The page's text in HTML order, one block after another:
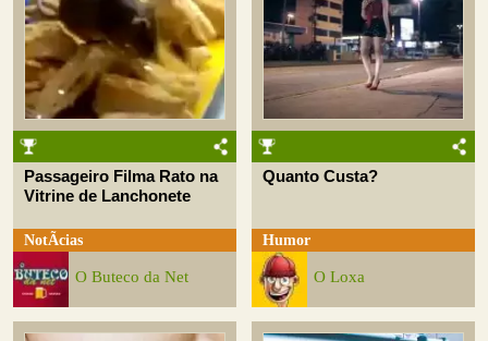
Passageiro Filma Rato na
Vitrine de Lanchonete
NotÃ­cias
O Buteco da Net
Quanto Custa?
Humor
O Loxa